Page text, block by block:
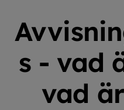
s - vad
vad